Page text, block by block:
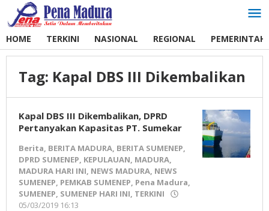
Lewati
ke
HOME TERKINI NASIONAL REGIONAL
Tag: Kapal DBS III Dikembalikan
Kapal DBS III Dikembalikan, DPRD
Pertanyakan Kapasitas PT. Sumekar
Berita, BERITA MADURA, BERITA SUMENEP,
DPRD SUMENEP, KEPULAUAN, MADURA,
MADURA HARI INI, NEWS MADURA, NEWS
SUMENEP, PEMKAB SUMENEP, Pena Madura,
SUMENEP, SUMENEP HARI INI, TERKINI
05/03/2019 16:13